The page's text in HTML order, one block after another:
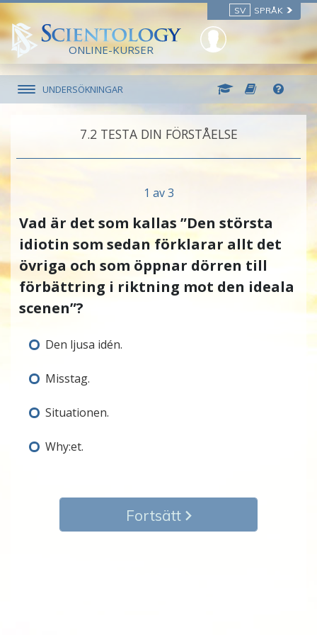
SV SPRÅK
ONLINE-KURSER
UNDERSÖKNINGAR
7.‎2 TESTA DIN FÖRSTÅELSE
1 av 3
Vad är det som kallas ”Den största
idiotin som sedan förklarar allt det
övriga och som öppnar dörren till
förbättring i riktning mot den ideala
scenen”?
Den ljusa idén.
Misstag.
Situationen.
Why:et.
Fortsätt